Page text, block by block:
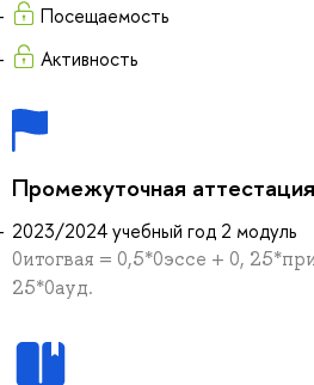
Посещаемость
Активность
Промежуточная аттестация
2023/2024 учебный год 2 модуль
0итогвая = 0,5*0эссе + 0,
25*0ауд.